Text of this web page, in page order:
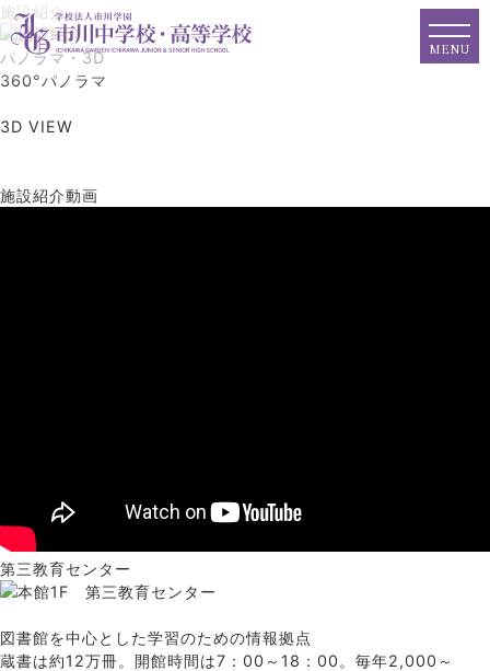
MENU
施設紹介
パノラマ・3D
360°パノラマ
3D VIEW
施設紹介動画
第三教育センター
図書館を中心とした学習のための情報拠点
蔵書は約12万冊。開館時間は7：00～18：00。毎年2,000～